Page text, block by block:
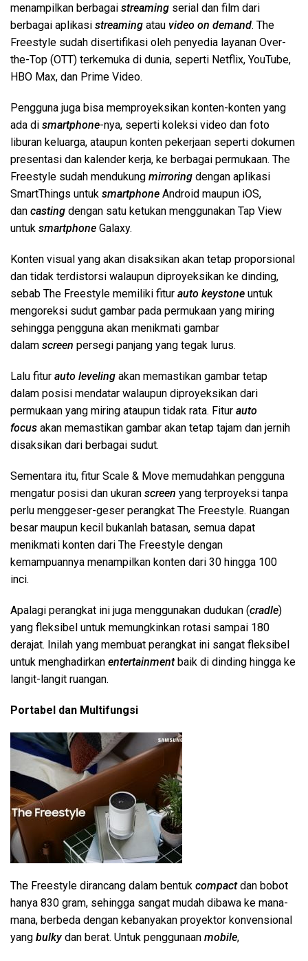
menampilkan berbagai streaming serial dan film dari
berbagai aplikasi streaming atau video on demand. The
Freestyle sudah disertifikasi oleh penyedia layanan Over-
the-Top (OTT) terkemuka di dunia, seperti Netflix, YouTube,
HBO Max, dan Prime Video.
Pengguna juga bisa memproyeksikan konten-konten yang
ada di smartphone-nya, seperti koleksi video dan foto
liburan keluarga, ataupun konten pekerjaan seperti dokumen
presentasi dan kalender kerja, ke berbagai permukaan. The
Freestyle sudah mendukung mirroring dengan aplikasi
SmartThings untuk smartphone Android maupun iOS,
dan casting dengan satu ketukan menggunakan Tap View
untuk smartphone Galaxy.
Konten visual yang akan disaksikan akan tetap proporsional
dan tidak terdistorsi walaupun diproyeksikan ke dinding,
sebab The Freestyle memiliki fitur auto keystone untuk
mengoreksi sudut gambar pada permukaan yang miring
sehingga pengguna akan menikmati gambar
dalam screen persegi panjang yang tegak lurus.
Lalu fitur auto leveling akan memastikan gambar tetap
dalam posisi mendatar walaupun diproyeksikan dari
permukaan yang miring ataupun tidak rata. Fitur auto
focus akan memastikan gambar akan tetap tajam dan jernih
disaksikan dari berbagai sudut.
Sementara itu, fitur Scale & Move memudahkan pengguna
mengatur posisi dan ukuran screen yang terproyeksi tanpa
perlu menggeser-geser perangkat The Freestyle. Ruangan
besar maupun kecil bukanlah batasan, semua dapat
menikmati konten dari The Freestyle dengan
kemampuannya menampilkan konten dari 30 hingga 100
inci.
Apalagi perangkat ini juga menggunakan dudukan (cradle)
yang fleksibel untuk memungkinkan rotasi sampai 180
derajat. Inilah yang membuat perangkat ini sangat fleksibel
untuk menghadirkan entertainmentbaik di dinding hingga ke
langit-langit ruangan.
Portabel dan Multifungsi
The Freestyle dirancang dalam bentuk compactdan bobot
hanya 830 gram, sehingga sangat mudah dibawa ke mana-
mana, berbeda dengan kebanyakan proyektor konvensional
yang bulky dan berat. Untuk penggunaan mobile,